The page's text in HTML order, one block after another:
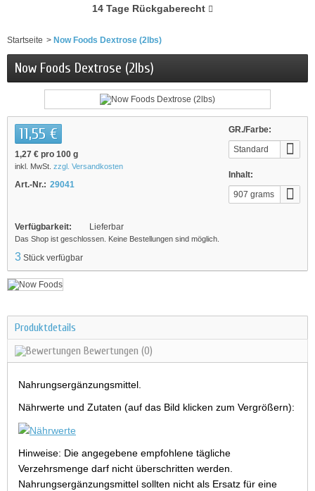
14 Tage Rückgaberecht
Startseite > Now Foods Dextrose (2lbs)
Now Foods Dextrose (2lbs)
GR./Farbe:
Standard
Inhalt:
907 grams
11,55 €
1,27 € pro 100 g
inkl. MwSt. zzgl. Versandkosten
Art.-Nr.: 29041
Verfügbarkeit: Lieferbar
Das Shop ist geschlossen. Keine Bestellungen sind möglich.
3 Stück verfügbar
Produktdetails
Bewertungen (0)
Nahrungsergänzungsmittel.
Nährwerte und Zutaten (auf das Bild klicken zum Vergrößern):
Hinweise: Die angegebene empfohlene tägliche
Verzehrsmenge darf nicht überschritten werden.
Nahrungsergänzungsmittel sollten nicht als Ersatz für eine